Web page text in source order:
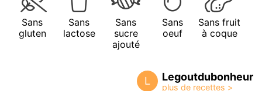
Sans
gluten
Sans
lactose
Sans
sucre
ajouté
Sans
oeuf
Sans fruit
à coque
L Legoutdubonheur